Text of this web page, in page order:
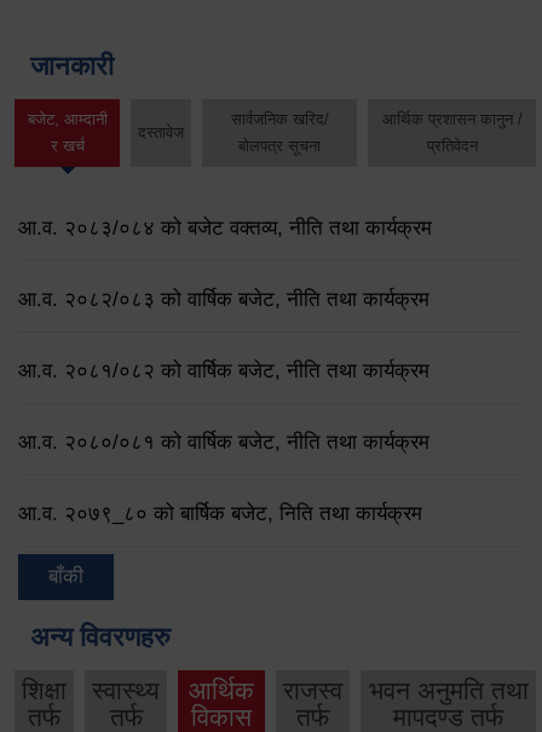
जानकारी
बजेट, आम्दानी
र खर्च
दस्तावेज
सार्वजनिक खरिद/
बोलपत्र सूचना
आर्थिक प्रशासन कानुन /
प्रतिवेदन
आ.व. २०८३/०८४ को बजेट वक्तव्य, नीति तथा कार्यक्रम
आ.व. २०८२/०८३ को वार्षिक बजेट, नीति तथा कार्यक्रम
आ.व. २०८१/०८२ को वार्षिक बजेट, नीति तथा कार्यक्रम
आ.व. २०८०/०८१ को वार्षिक बजेट, नीति तथा कार्यक्रम
आ.व. २०७९‌_८० को बार्षिक बजेट, निति तथा कार्यक्रम
बाँकी
अन्य विवरणहरु
शिक्षा
तर्फ
स्वास्थ्य
तर्फ
आर्थिक
विकास
राजस्व
तर्फ
भवन अनुमति तथा
मापदण्ड तर्फ